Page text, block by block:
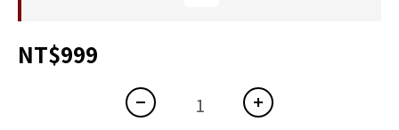
NT$999